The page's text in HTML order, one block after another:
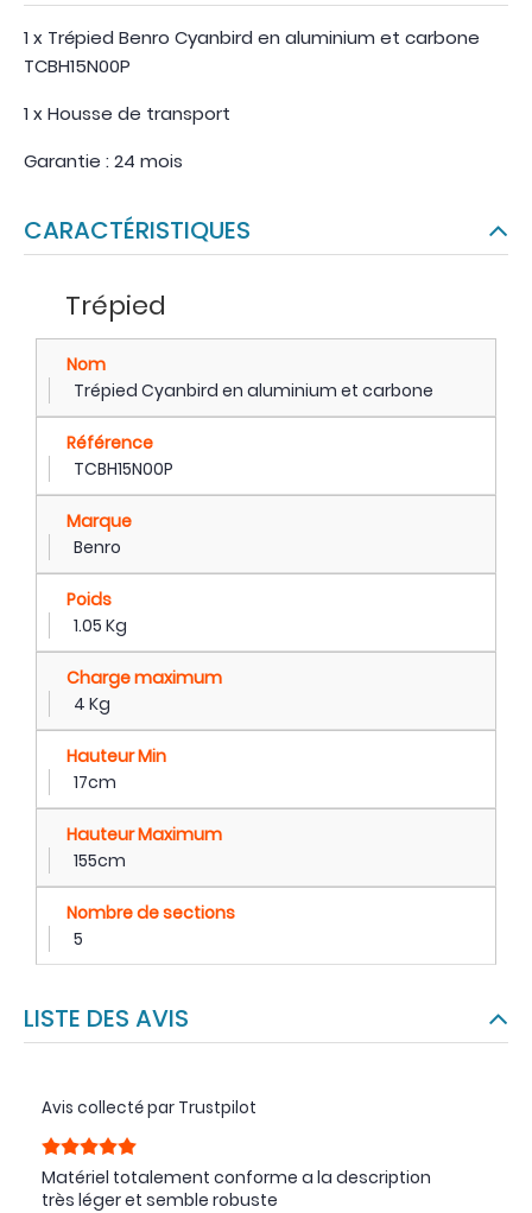
1 x Trépied Benro Cyanbird en aluminium et carbone
TCBH15N00P
1 x Housse de transport
Garantie : 24 mois
CARACTÉRISTIQUES
Trépied
Nom
Trépied Cyanbird en aluminium et carbone
Référence
TCBH15N00P
Marque
Benro
Poids
1.05 Kg
Charge maximum
4 Kg
Hauteur Min
17cm
Hauteur Maximum
155cm
Nombre de sections
5
LISTE DES AVIS
Avis collecté par Trustpilot
Matériel totalement conforme a la description
très léger et semble robuste